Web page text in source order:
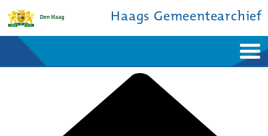
Haags Gemeentearchief
Bronnen en collecties